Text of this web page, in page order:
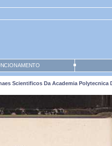
Scientificos Da Academia Polytecnica